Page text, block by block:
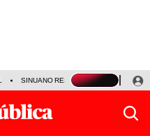
SINUANO RESULTADOS HOY